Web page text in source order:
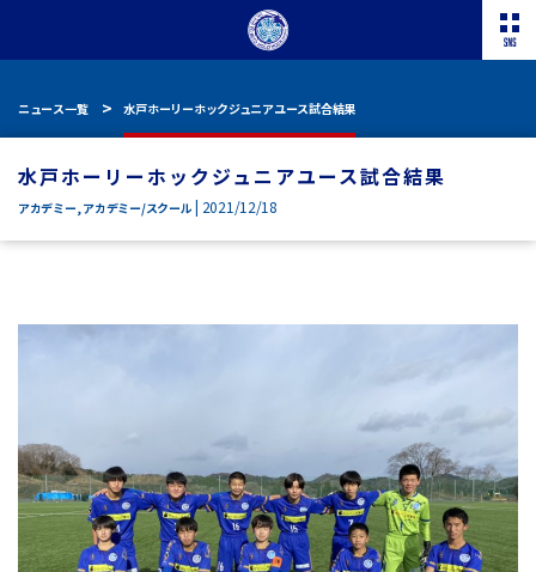
ニュース一覧 水戸ホーリーホックジュニアユース試合結果
水戸ホーリーホックジュニアユース試合結果
アカデミー,アカデミー/スクール | 2021/12/18